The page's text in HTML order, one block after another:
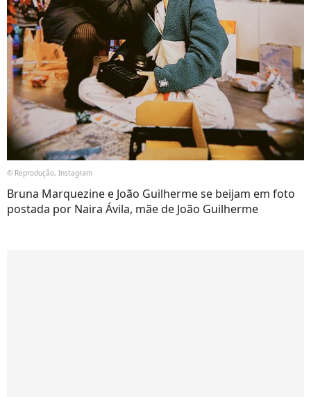
© Reprodução, Instagram
Bruna Marquezine e João Guilherme se beijam em foto
postada por Naira Ávila, mãe de João Guilherme